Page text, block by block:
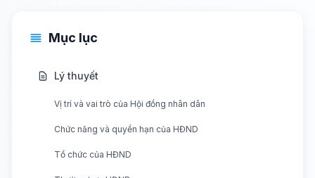
Mục lục
Lý thuyết
Vị trí và vai trò của Hội đồng nhân dân
Chức năng và quyền hạn của HĐND
Tổ chức của HĐND